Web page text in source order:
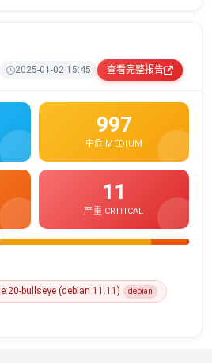
2025-01-02 15:45 查看完整报告
997
中危 MEDIUM
11
严重 CRITICAL
bullseye (debian 11.11) debian